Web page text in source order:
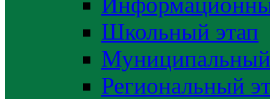
Школьный этап
Муниципальный
Региональный